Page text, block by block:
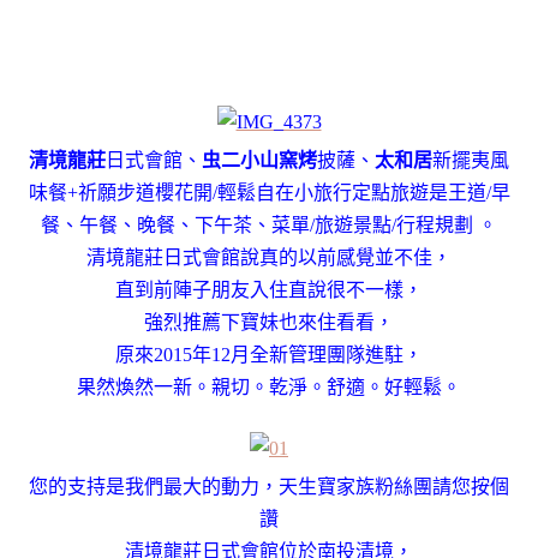
清境龍莊 日式會館 、 虫二小山窯烤披薩 、 太和居新擺夷風
味餐+祈願步道櫻花開/輕鬆自在小旅行定點旅遊是王道/早
餐、午餐、晚餐、下午茶、菜單/旅遊景點/行程規劃 。
清境龍莊日式會館說真的以前感覺並不佳，
直到前陣子朋友入住直說很不一樣，
強烈推薦下寶妹也來住看看，
原來2015年12月全新管理團隊進駐，
果然煥然一新。親切。乾淨。舒適。好輕鬆。
您的支持是我們最大的動力 ，天生寶家族粉絲團請您按個
讚
清境龍莊日式會館位於南投清境，